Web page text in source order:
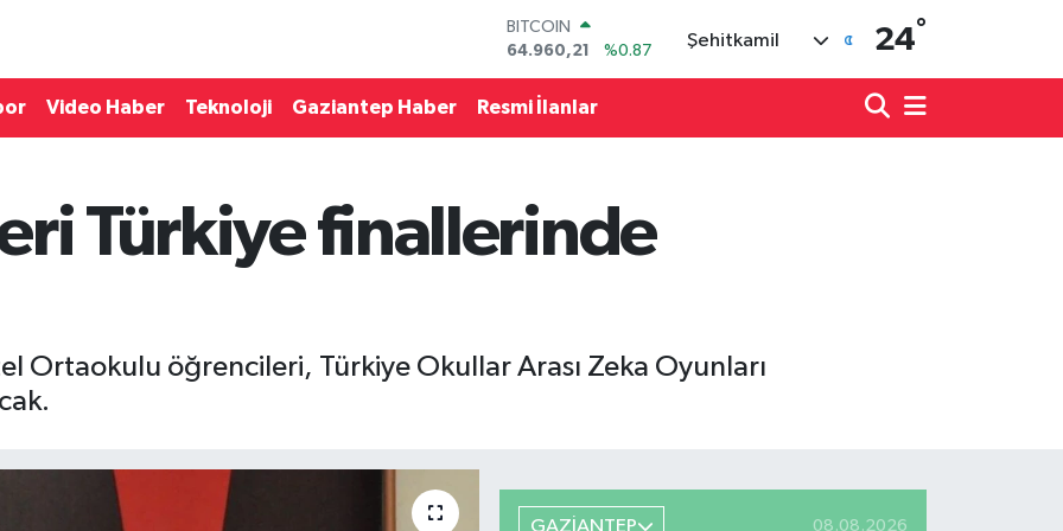
DOLAR
47,7436
%0.18
EURO
55,2510
BİST100
13.779
%-14
Şehitkamil 24°
Video Haber Teknoloji Gaziantep Haber Resmi İlanlar
Türkiye finallerinde
Ortaokulu öğrencileri, Türkiye Okullar Arası Zeka Oyunları
GAZİANTEP 08.08.2026